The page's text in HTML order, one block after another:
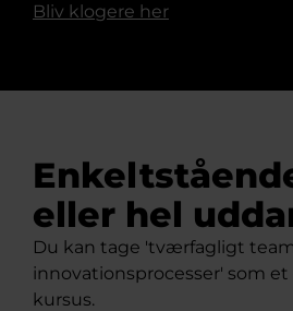
Bliv klogere her
eller hel
Du kan tage 'tværfagligt
innovationsprocesser' som
kursus.